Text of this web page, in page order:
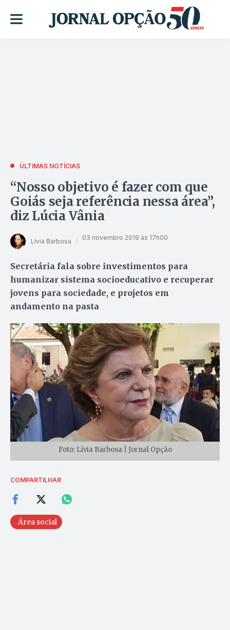
ÚLTIMAS NOTÍCIAS
“Nosso objetivo é fazer com que
Goiás seja referência nessa área”,
diz Lúcia Vânia
Lívia Barbosa 03 novembro 2019 às 17h00
Secretária fala sobre investimentos para
humanizar sistema socioeducativo e recuperar
jovens para sociedade, e projetos em
andamento na pasta
Foto: Lívia Barbosa | Jornal Opção
COMPARTILHAR
Área social